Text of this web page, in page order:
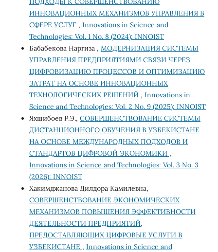
ИННОВАЦИОННЫХ МЕХАНИЗМОВ УПРАВЛЕНИЯ В
СФЕРЕ УСЛУГ , Innovations in Science and
Technologies: Vol. 1 No. 8 (2024): INNOIST
Бабабекова Наргиза , МОДЕРНИЗАЦИЯ СИСТЕМЫ
УПРАВЛЕНИЯ ПРЕДПРИЯТИЯМИ СВЯЗИ ЧЕРЕЗ
ЦИФРОВИЗАЦИЮ ПРОЦЕССОВ И ОПТИМИЗАЦИЮ
ЗАТРАТ НА ОСНОВЕ ИННОВАЦИОННЫХ
ТЕХНОЛОГИЧЕСКИХ РЕШЕНИЙ , Innovations in
Science and Technologies: Vol. 2 No. 9 (2025): INNOIST
Яхшибоев Р.Э., СОВЕРШЕНСТВОВАНИЕ СИСТЕМЫ
ДИСТАНЦИОННОГО ОБУЧЕНИЯ В УЗБЕКИСТАНЕ
НА ОСНОВЕ МЕЖДУНАРОДНЫХ ПОДХОДОВ И
СТАНДАРТОВ ЦИФРОВОЙ ЭКОНОМИКИ ,
Innovations in Science and Technologies: Vol. 3 No. 3
(2026): INNOIST
Хакимджанова Дилдора Камилевна,
СОВЕРШЕНСТВОВАНИЕ ЭКОНОМИЧЕСКИХ
МЕХАНИЗМОВ ПОВЫШЕНИЯ ЭФФЕКТИВНОСТИ
ДЕЯТЕЛЬНОСТИ ПРЕДПРИЯТИЙ,
ПРЕДОСТАВЛЯЮЩИХ ЦИФРОВЫЕ УСЛУГИ В
УЗБЕКИСТАНЕ , Innovations in Science and